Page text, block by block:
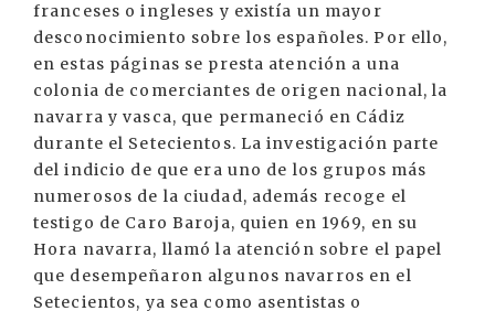
franceses o ingleses y existía un mayor
desconocimiento sobre los españoles. Por ello,
en estas páginas se presta atención a una
colonia de comerciantes de origen nacional, la
navarra y vasca, que permaneció en Cádiz
durante el Setecientos. La investigación parte
del indicio de que era uno de los grupos más
numerosos de la ciudad, además recoge el
testigo de Caro Baroja, quien en 1969, en su
Hora navarra, llamó la atención sobre el papel
que desempeñaron algunos navarros en el
Setecientos, ya sea como asentistas o